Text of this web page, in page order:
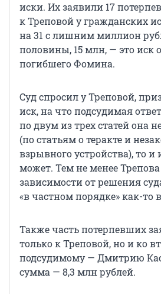
иски. Их заявили 17
к Треповой у гражданских
на 31 с лишним миллион
половины, 15 млн, — это иск
погибшего Фомина.
Суд спросил у Треповой,
иск, на что подсудимая
по двум из трех статей она
(по статьям о теракте и
взрывного устройства), то и
может. Тем не менее
зависимости от решения
«в частном порядке» как-то
Также часть потерпевших
только к Треповой, но и ко
подсудимому — Дмитрию
сумма — 8,3 млн рублей.